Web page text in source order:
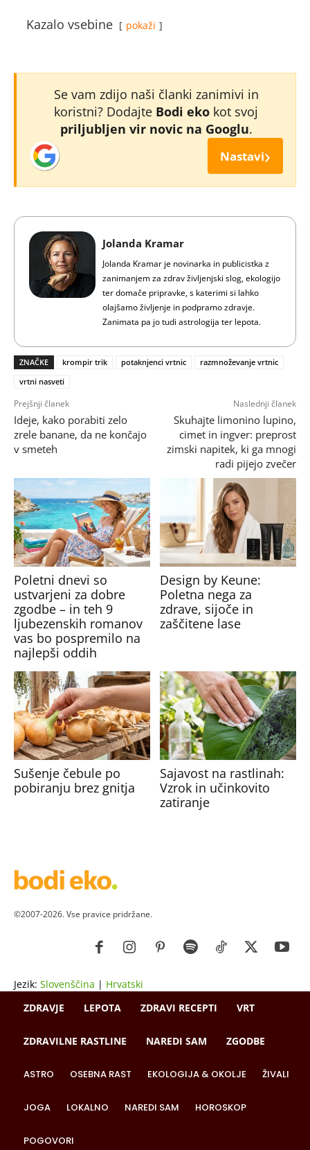
Kazalo vsebine pokaži
Se vam zdijo naši članki zanimivi in
koristni? Dodajte Bodi eko kot svoj
priljubljen vir novic na Googlu.
Nastavi›
Jolanda Kramar
Jolanda Kramar je novinarka in publicistka z
zanimanjem za zdrav življenjski slog, ekologijo
ter domače pripravke, s katerimi si lahko
olajšamo življenje in podpramo zdravje.
Zanimata pa jo tudi astrologija ter lepota.
ZNAČKE krompir trik potaknjenci vrtnic
razmnoževanje vrtnic
vrtni nasveti
Prejšnji članek
Ideje, kako porabiti zelo
zrele banane, da ne končajo
v smeteh
Naslednji članek
Skuhajte limonino lupino,
cimet in ingver: preprost
zimski napitek, ki ga mnogi
radi pijejo zvečer
Poletni dnevi so
ustvarjeni za dobre
zgodbe – in teh 9
ljubezenskih romanov
vas bo pospremilo na
najlepši oddih
Design by Keune:
Poletna nega za
zdrave, sijoče in
zaščitene lase
Sušenje čebule po
pobiranju brez gnitja
Sajavost na rastlinah:
Vzrok in učinkovito
zatiranje
©2007-2026. Vse pravice pridržane.
Jezik: Slovenščina | Hrvatski
ZDRAVJE
LEPOTA ZDRAVI RECEPTI VRT
ZDRAVILNE RASTLINE NAREDI SAM ZGODBE
ASTRO OSEBNA RAST EKOLOGIJA & OKOLJE ŽIVALI
JOGA LOKALNO NAREDI SAM HOROSKOP
POGOVORI